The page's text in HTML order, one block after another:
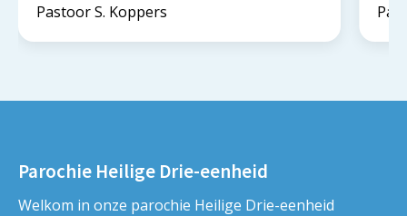
Pastoor S. Koppers
Parochie Heilige Drie-eenheid
Welkom in onze parochie Heilige Drie-eenheid